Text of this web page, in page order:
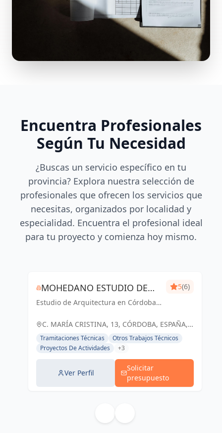
Encuentra Profesionales
Según Tu Necesidad
¿Buscas un servicio específico en tu
provincia? Explora nuestra selección de
profesionales que ofrecen los servicios que
necesitas, organizados por localidad y
especialidad. Encuentra el profesional ideal
para tu proyecto y comienza hoy mismo.
MOHEDANO ESTUDIO DE
ARQUITECTURA S.L.P.
Estudio de Arquitectura en Córdoba
5(6)
C. MARÍA CRISTINA, 13, CÓRDOBA, ESPAÑA,
España
Tramitaciones Técnicas
Otros Trabajos Técnicos
Proyectos De Actividades
+3
Ver Perfil
Solicitar
presupuesto